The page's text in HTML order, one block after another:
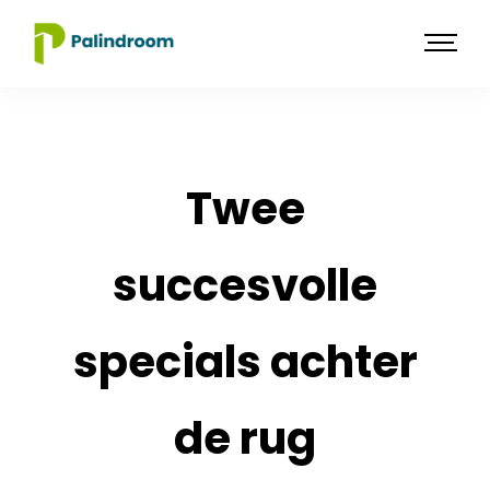
Twee
succesvolle
specials achter
de rug